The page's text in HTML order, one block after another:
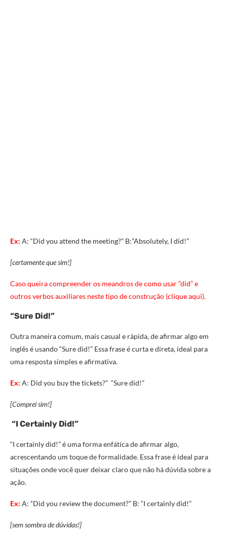
Ex: A: “Did you attend the meeting?” B:”Absolutely, I did!”
[certamente que sim!]
Caso queira compreender os meandros de como usar “did” e
outros verbos auxiliares neste tipo de construção (clique aqui).
“Sure Did!”
Outra maneira comum, mais casual e rápida, de afirmar algo em
inglês é usando “Sure did!” Essa frase é curta e direta, ideal para
uma resposta simples e afirmativa.
Ex: A: Did you buy the tickets?” “Sure did!”
[Comprei sim!]
“I Certainly Did!”
“I certainly did!” é uma forma enfática de afirmar algo,
acrescentando um toque de formalidade. Essa frase é ideal para
situações onde você quer deixar claro que não há dúvida sobre a
ação.
Ex: A: “Did you review the document?” B: “I certainly did!”
[sem sombra de dúvidas!]